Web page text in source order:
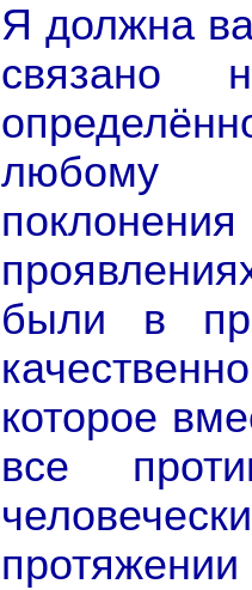
Я должна
связано
любому
были в
которое
все